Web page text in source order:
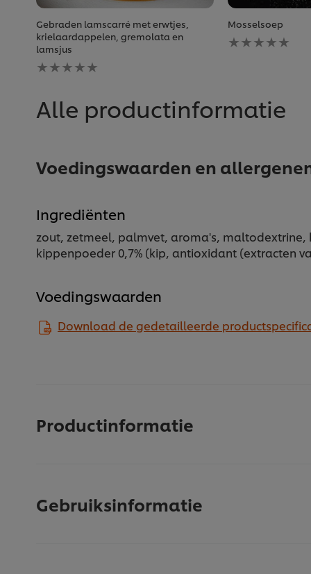
Gebraden lamscarré met erwtjes,
krielaardappelen, gremolata en
lamsjus
Geen
beoordelingen
voor
deze
Mosselsoep
Geen
beoordelingen
Alle productinformatie
Voedingswaarden en
Ingrediënten
zout, zetmeel, palmvet, aroma's, maltodextrine,
kippenpoeder 0,7% (kip, antioxidant (extracten
Voedingswaarden
Download de gedetailleerde
Productinformatie
Gebruiksinformatie